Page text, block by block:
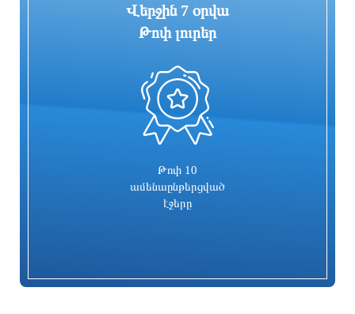
«ՑԱՅԳ» հեռուստաընկերությունն
իրականացնում է «Շիրակցու խոսք»
Հիմնանորոգվում է Սևան-Մարտունի-
ավտոճանապարհի մի հատվածը
Վերջին 7 օրվա
Թոփ լուրեր
Թոփ 10
ամենաընթերցված
էջերը